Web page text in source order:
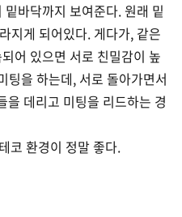
바닥까지 보여준다. 원래 밑
지게 되어있다. 게다가, 같은
어 있으면 서로 친밀감이 높
팅을 하는데, 서로 돌아가면서
을 데리고 미팅을 리드하는 경
코 환경이 정말 좋다.